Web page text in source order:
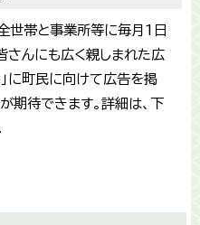
世帯と事業所等に毎月1日
さんにも広く親しまれた広
に町民に向けて広告を掲
期待できます。詳細は、下